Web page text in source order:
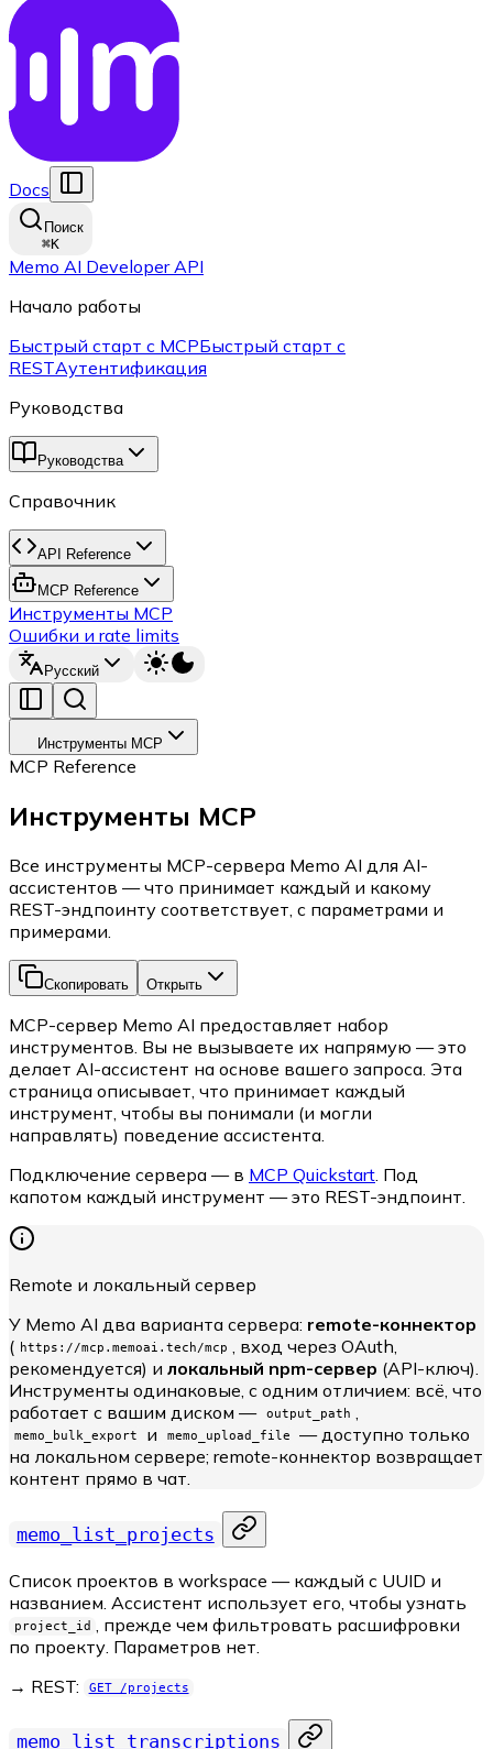
Docs
Поиск
⌘K
Memo AI Developer API
Начало работы
Быстрый старт с MCPБыстрый старт с
RESTАутентификация
Руководства
Руководства
Справочник
API Reference
MCP Reference
Инструменты MCP
Ошибки и rate limits
Русский
Инструменты MCP
MCP Reference
Инструменты MCP
Все инструменты MCP-сервера Memo AI для AI-
ассистентов — что принимает каждый и какому
REST-эндпоинту соответствует, с параметрами и
примерами.
Скопировать Открыть
MCP-сервер Memo AI предоставляет набор
инструментов. Вы не вызываете их напрямую — это
делает AI-ассистент на основе вашего запроса. Эта
страница описывает, что принимает каждый
инструмент, чтобы вы понимали (и могли
направлять) поведение ассистента.
Подключение сервера — в MCP Quickstart . Под
капотом каждый инструмент — это REST-эндпоинт.
Remote и локальный сервер
У Memo AI два варианта сервера: remote-коннектор
( https://mcp.memoai.tech/mcp
, вход через OAuth,
рекомендуется) и локальный npm-сервер (API-ключ).
Инструменты одинаковые, с одним отличием: всё, что
работает с вашим диском — output_path
memo_bulk_export и memo_upload_file
— доступно только
на локальном сервере; remote-коннектор возвращает
контент прямо в чат.
memo_list_projects
Список проектов в workspace — каждый с UUID и
названием. Ассистент использует его, чтобы узнать
project_id
, прежде чем фильтровать расшифровки
по проекту. Параметров нет.
→ REST:
GET /projects
memo_list_transcriptions